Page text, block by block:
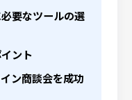
要なツールの選
ント
ン商談会を成功